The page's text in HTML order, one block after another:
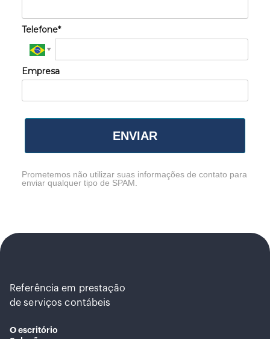
Telefone*
Empresa
ENVIAR
Prometemos não utilizar suas informações de contato para
enviar qualquer tipo de SPAM.
Referência em prestação
de serviços contábeis
O escritório